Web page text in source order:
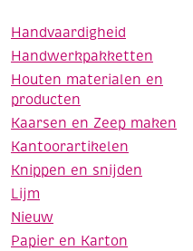
Handvaardigheid
Handwerkpakketten
Houten materialen en
producten
Kaarsen en Zeep maken
Kantoorartikelen
Knippen en snijden
Lijm
Nieuw
Papier en Karton